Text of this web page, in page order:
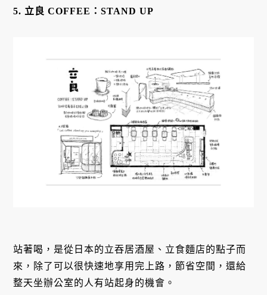
5. 立良 COFFEE：STAND UP
站著喝，是從日本的立吞居酒屋、立食麵店的點子而
來，除了可以很快速地享用完上路，節省空間，還給
整天坐辦公室的人有站起身的機會。